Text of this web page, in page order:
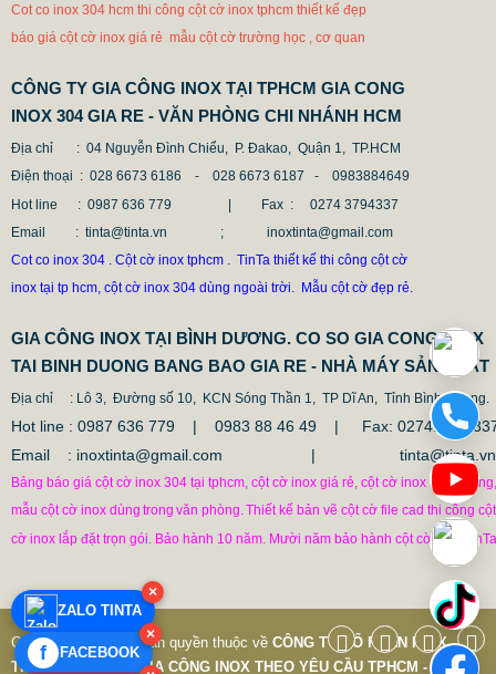
×
ZALO TINTA
×
f FACEBOOK
MẪU CỘT CỜ INOX ĐẸP GIÁ RẺ
2.896.700 VNĐ 2.986.700 VNĐ
Mẫu: MAU COT CO INOX 304
Cot co inox 304 hcm thi công cột cờ inox tphcm thiết kế đẹp
báo giá cột cờ inox giá rẻ mẫu cột cờ trường học , cơ quan
CÔNG TY GIA CÔNG INOX TẠI TPHCM GIA CONG
INOX 304 GIA RE - VĂN PHÒNG CHI NHÁNH HCM
Địa chỉ
: 04 Nguyễn Đình Chiểu, P. Đakao, Quận 1, TP.HCM
Điện thoại : 028 6673 6186 - 028 6673 6187 -
0983884649
Hot line
: 0987 636 779 | Fax :
0274 3794337
Email
: tinta@tinta.vn ; inoxtinta@gmail.com
Cot co inox 304 . Cột cờ inox tphcm . TinTa thiết kế thi công cột cờ
inox tại tp hcm, cột cờ inox 304 dùng ngoài trời. Mẫu cột cờ đẹp rẻ.
GIA CÔNG INOX TẠI BÌNH DƯƠNG. CO SO GIA CONG INOX
TAI BINH DUONG BANG BAO GIA RE - NHÀ MÁY SẢN XUẤT
Địa chỉ : Lô 3, Đường số 10, KCN Sóng Thần 1, TP Dĩ An, Tỉnh Bình Duong.
Hot line : 0987 636 779 | 0983 88 46 49 |
Fax:
Email : inoxtinta@gmail.com | tinta@tinta.vn
Bảng báo giá cột cờ inox 304 tại tphcm, cột cờ inox giá rẻ, cột cờ inox văn phòng,
mẫu cột cờ inox dùng trong văn phòng.Thiết kế bản vẽ cột cờ file cad thi công cột
cờ inox lắp đặt trọn gói. Bảo hành 10 năm. Mười năm bảo hành cột cờ inox
Copyright © 7-2019 Bản quyền thuộc về CÔNG TY CỔ PHẦN INOX
TINTA VIỆT NAM
GIA CÔNG INOX THEO YÊU CẦU TPHCM - Thiết